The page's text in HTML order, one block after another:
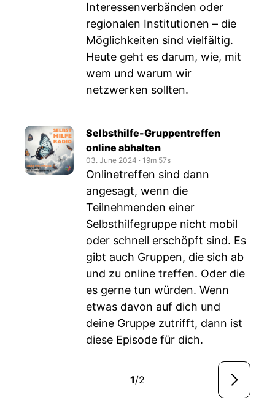
Interessenverbänden oder
regionalen Institutionen – die
Möglichkeiten sind vielfältig.
Heute geht es darum, wie, mit
wem und warum wir
netzwerken sollten.
Selbsthilfe-Gruppentreffen
online abhalten
03. June 2024 ‧ 19m 57s
Onlinetreffen sind dann
angesagt, wenn die
Teilnehmenden einer
Selbsthilfegruppe nicht mobil
oder schnell erschöpft sind. Es
gibt auch Gruppen, die sich ab
und zu online treffen. Oder die
es gerne tun würden. Wenn
etwas davon auf dich und
deine Gruppe zutrifft, dann ist
diese Episode für dich.
1/2